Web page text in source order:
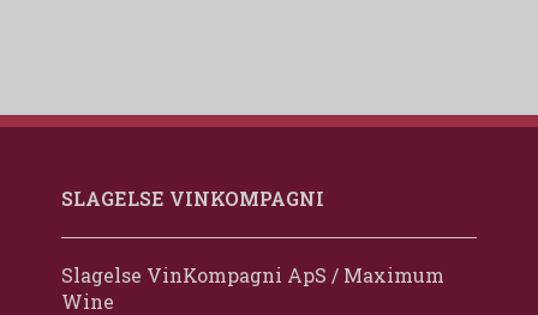
SLAGELSE VINKOMPAGNI
Slagelse VinKompagni ApS / Maximum
Wine